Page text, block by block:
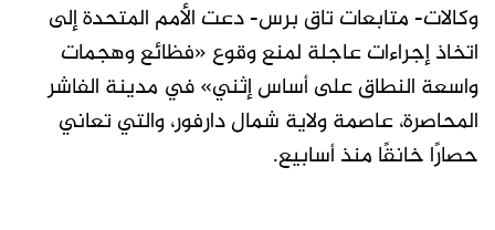
وكالات- متابعات تاق برس- دعت الأمم المتحدة إلى
اتخاذ إجراءات عاجلة لمنع وقوع «فظائع وهجمات
واسعة النطاق على أساس إثني» في مدينة الفاشر
المحاصرة، عاصمة ولاية شمال دارفور، والتي تعاني
حصارًا خانقًا منذ أسابيع.